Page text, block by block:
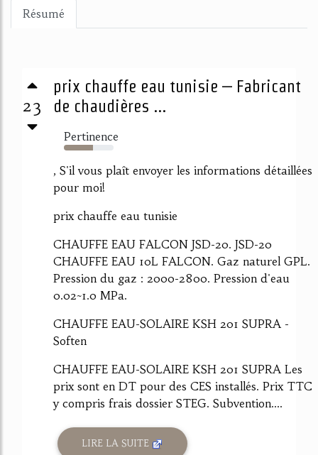
Résumé
23
prix chauffe eau tunisie – Fabricant
de chaudières ...
Pertinence
58%
, S'il vous plaît envoyer les informations détaillées
pour moi!
prix chauffe eau tunisie
CHAUFFE EAU FALCON JSD-20. JSD-20
CHAUFFE EAU 10L FALCON. Gaz naturel GPL.
Pression du gaz : 2000-2800. Pression d'eau
0.02~1.0 MPa.
CHAUFFE EAU-SOLAIRE KSH 201 SUPRA -
Soften
CHAUFFE EAU-SOLAIRE KSH 201 SUPRA Les
prix sont en DT pour des CES installés. Prix TTC
y compris frais dossier STEG. Subvention....
LIRE LA SUITE